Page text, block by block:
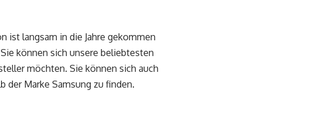
ist langsam in die Jahre gekommen
können sich unsere beliebtesten
möchten. Sie können sich auch
der Marke Samsung zu finden.